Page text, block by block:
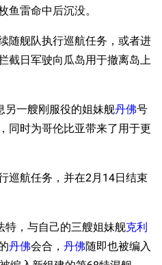
鱼雷命中后沉没。
随舰队执行巡航任务，或者进
截日军驶向瓜岛用于撤离岛上
另一艘刚服役的姐妹舰丹佛号
同时为哥伦比亚带来了用于更
巡航任务，并在2月14日结束
特，与自己的三艘姐妹舰克利
丹佛会合， 丹佛随即也被编入